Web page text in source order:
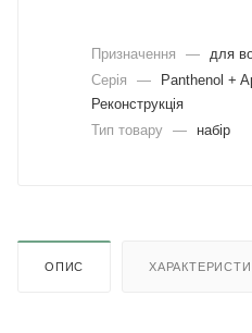
Призначення —
для
Серія
—
Panthenol +
Реконструкція
Тип товару — набір
ОПИС